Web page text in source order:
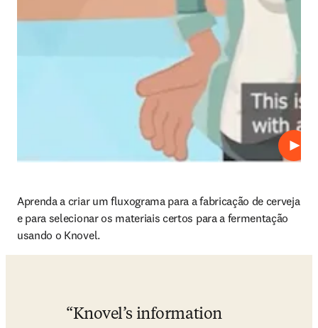
Aprenda a criar um fluxograma para a fabricação de cerveja
e para selecionar os materiais certos para a fermentação
usando o Knovel.
Knovel’s information